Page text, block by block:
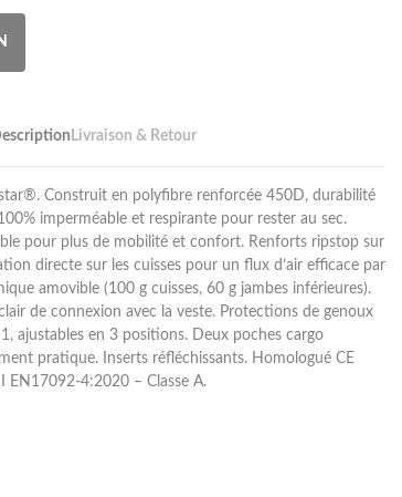
Livraison & Retour
Construit en polyfibre renforcée 450D, durabilité
imperméable et respirante pour rester au sec.
pour plus de mobilité et confort. Renforts ripstop sur
directe sur les cuisses pour un flux d’air efficace par
amovible (100 g cuisses, 60 g jambes inférieures).
de connexion avec la veste. Protections de genoux
ajustables en 3 positions. Deux poches cargo
pratique. Inserts réfléchissants. Homologué CE
EN17092-4:2020 – Classe A.